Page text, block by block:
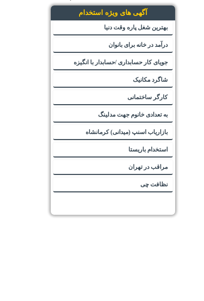
آگهی های ویژه استخدام
بهترین شغل پاره وقت دنیا
درآمد در خانه برای بانوان
جویای کار حسابداری /حسابدار با انگیزه
شاگرد مکانیک
کارگر ساختمانی
به تعدادی خانوم جهت مدلینگ
بازاریاب اسنپ (میدانی) کرمانشاه
استخدام باریستا
مراقب در تهران
نظافت چی